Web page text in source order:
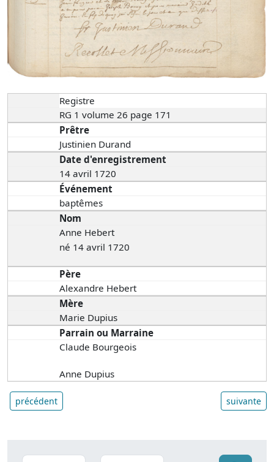
Registre
RG 1 volume 26 page 171
Prêtre
Justinien Durand
Date d'enregistrement
14 avril 1720
Événement
baptêmes
Nom
Anne Hebert
né 14 avril 1720
Père
Alexandre Hebert
Mère
Marie Dupius
Parrain ou Marraine
Claude Bourgeois
Anne Dupius
précédent suivante